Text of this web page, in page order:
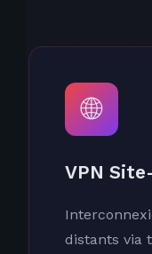
🌐
VPN
distants via